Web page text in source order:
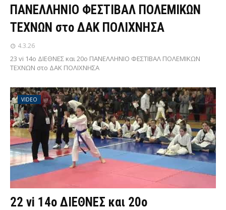
ΠΑΝΕΛΛΗΝΙΟ ΦΕΣΤΙΒΑΛ ΠΟΛΕΜΙΚΩΝ
ΤΕΧΝΩΝ στο ΔΑΚ ΠΟΛΙΧΝΗΣΑ
4.3.26
23 vi 14ο ΔΙΕΘΝΕΣ και 20ο ΠΑΝΕΛΛΗΝΙΟ ΦΕΣΤΙΒΑΛ ΠΟΛΕΜΙΚΩΝ
ΤΕΧΝΩΝ στο ΔΑΚ ΠΟΛΙΧΝΗΣΑ
VIDEO
22 vi 14ο ΔΙΕΘΝΕΣ και 20ο